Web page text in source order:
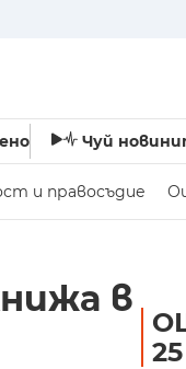
Чуй
и правосъдие
в
25